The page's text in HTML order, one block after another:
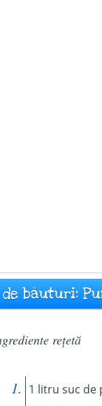
de băuturi:
rețetă
1 litru suc de